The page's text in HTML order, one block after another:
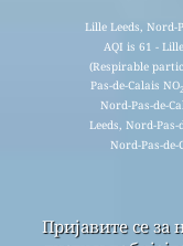
Lille Leeds, Nord-
AQI is 61 -
(Respirable
Pas-de-Calais NO2
Nord-Pas-de-
Leeds, Nord-Pas-
Nord-Pas-de-
Пријавите се за